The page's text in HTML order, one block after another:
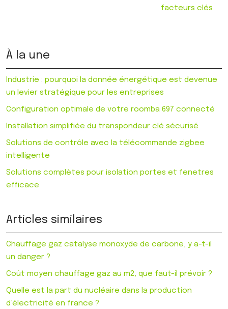
facteurs clés
À la une
Industrie : pourquoi la donnée énergétique est devenue
un levier stratégique pour les entreprises
Configuration optimale de votre roomba 697 connecté
Installation simplifiée du transpondeur clé sécurisé
Solutions de contrôle avec la télécommande zigbee
intelligente
Solutions complètes pour isolation portes et fenetres
efficace
Articles similaires
Chauffage gaz catalyse monoxyde de carbone, y a-t-il
un danger ?
Coût moyen chauffage gaz au m2, que faut-il prévoir ?
Quelle est la part du nucléaire dans la production
d’électricité en france ?